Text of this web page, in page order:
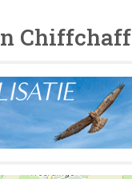
Chiffchaff